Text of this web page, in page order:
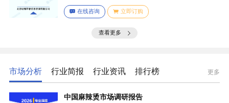
场细分与应用场景。通过对细分产品的定义与特点进
行深入分析，我们揭示了关键应用场景及其客群洞
在线咨询 立即订购
查看更多
市场分析 行业简报 行业资讯 排行榜 更多
中国麻辣烫市场调研报告